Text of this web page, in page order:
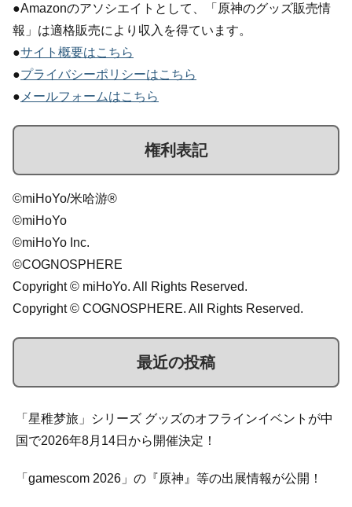
●Amazonのアソシエイトとして、「原神のグッズ販売情
報」は適格販売により収入を得ています。
●サイト概要はこちら
●プライバシーポリシーはこちら
● メールフォームはこちら
権利表記
©miHoYo/米哈游®
©miHoYo
©miHoYo Inc.
©COGNOSPHERE
Copyright © miHoYo. All Rights Reserved.
Copyright © COGNOSPHERE. All Rights Reserved.
最近の投稿
「星稚梦旅」シリーズ グッズのオフラインイベントが中
国で2026年8月14日から開催決定！
「gamescom 2026」の『原神』等の出展情報が公開！